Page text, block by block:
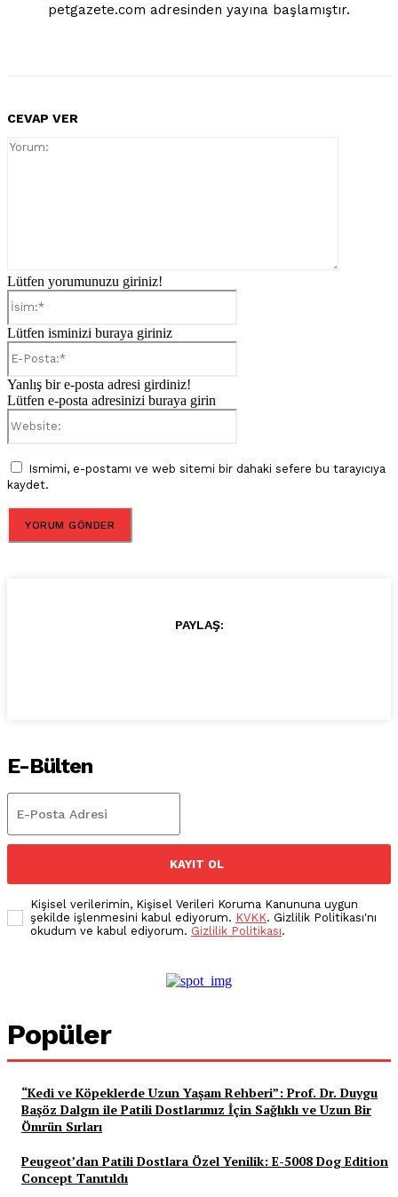
petgazete.com adresinden yayına başlamıştır.
CEVAP VER
Lütfen yorumunuzu giriniz!
Lütfen isminizi buraya giriniz
Yanlış bir e-posta adresi girdiniz!
Lütfen e-posta adresinizi buraya girin
Ismimi, e-postamı ve web sitemi bir dahaki sefere bu tarayıcıya
kaydet.
PAYLAŞ:
E-Bülten
KAYIT OL
Kişisel verilerimin, Kişisel Verileri Koruma Kanununa uygun
şekilde işlenmesini kabul ediyorum. KVKK. Gizlilik Politikası'nı
okudum ve kabul ediyorum. Gizlilik Politikası.
Popüler
“Kedi ve Köpeklerde Uzun Yaşam Rehberi”: Prof. Dr. Duygu
Başöz Dalgın ile Patili Dostlarımız İçin Sağlıklı ve Uzun Bir
Ömrün Sırları
Peugeot’dan Patili Dostlara Özel Yenilik: E-5008 Dog Edition
Concept Tanıtıldı